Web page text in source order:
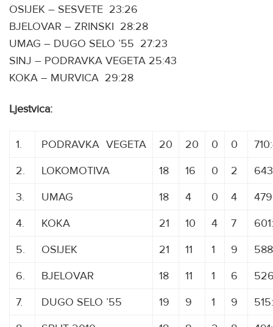
OSIJEK – SESVETE 23:26
BJELOVAR – ZRINSKI 28:28
UMAG – DUGO SELO ’55 27:23
SINJ – PODRAVKA VEGETA 25:43
KOKA – MURVICA 29:28
Ljestvica:
1. PODRAVKAV VEGETA 20 20 0 0
2.
LOKOMOTIVA 18 16 0 2
3.
UMAG 18 4 0 4
4.
KOKA 21 10 4 7
5.
OSIJEK 21 11 1 9
6.
BJELOVAR 18 11 1 6
7.
DUGO SELO ’55 19 9 1 9